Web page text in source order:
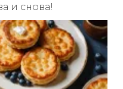
и снова!